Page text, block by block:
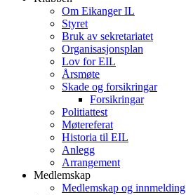
Om Eikanger IL
Styret
Bruk av sekretariatet
Organisasjonsplan
Lov for EIL
Årsmøte
Skade og forsikringar
Forsikringar
Politiattest
Møtereferat
Historia til EIL
Anlegg
Arrangement
Medlemskap
Medlemskap og innmelding